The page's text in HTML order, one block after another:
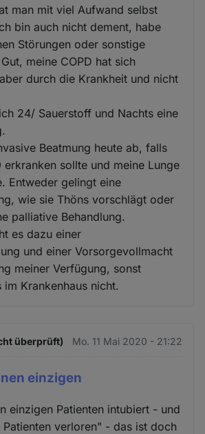
man mit viel Aufwand selbst
bin auch nicht dement, habe
Störungen oder sonstige
meine COPD hat sich
durch die Krankheit und nicht
24/ Sauerstoff und Nachts eine
Beatmung heute ab, falls
erkranken sollte und meine Lunge
Entweder gelingt eine
wie sie Thöns vorschlägt oder
palliative Behandlung.
es dazu einer
und einer Vorsorgevollmacht
meiner Verfügung, sonst
im Krankenhaus nicht.
überprüft) Mo. 11 Mai 2020 - 21:22
einzigen
einzigen Patienten intubiert - und
Patienten verloren" - das ist doch